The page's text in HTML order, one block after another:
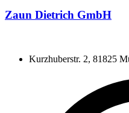
Zaun Dietrich GmbH
Kurzhuberstr. 2, 81825